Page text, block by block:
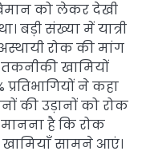
को लेकर देखी
बड़ी संख्या में यात्री
रोक की मांग
खामियों
प्रतिभागियों ने कहा
की उड़ानों को रोक
है कि रोक
सामने आएं।